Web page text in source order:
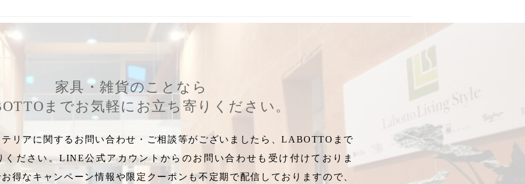
家具・雑貨のことなら
までお気軽にお立ち寄りください。
リアに関するお問い合わせ・ご相談等がございましたら、LABOTTOまで
ください。LINE公式アカウントからのお問い合わせも受け付けておりま
得なキャンペーン情報や限定クーポンも不定期で配信しておりますので、